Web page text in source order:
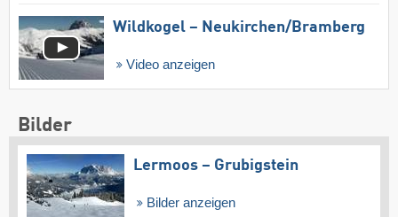
Wildkogel – Neukirchen/​Bramberg
Video anzeigen
Bilder
Lermoos – Grubigstein
Bilder anzeigen